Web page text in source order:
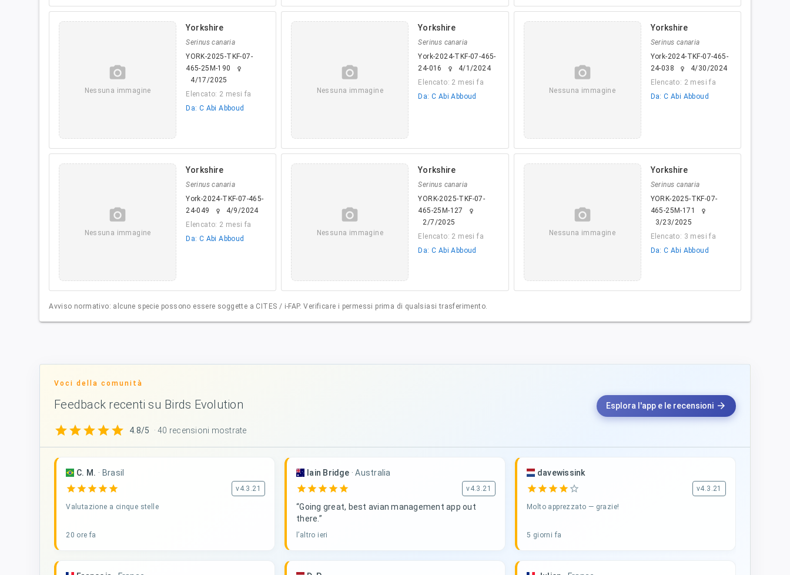
camera_alt
Nessuna immagine
Yorkshire
Serinus canaria
YORK-2025-TKF-07-
465-25M-190
female
4/17/2025
Elencato: 2 mesi fa
Da: C Abi Abboud
camera_alt
Nessuna immagine
Yorkshire
Serinus canaria
York-2024-TKF-07-465-
24-016
female
4/1/2024
Elencato: 2 mesi fa
Da: C Abi Abboud
camera_alt
Nessuna immagine
Yorkshire
Serinus canaria
York-2024-TKF-07-465-
24-038
female
4/30/2024
Elencato: 2 mesi fa
Da: C Abi Abboud
camera_alt
Nessuna immagine
Yorkshire
Serinus canaria
York-2024-TKF-07-465-
24-049
female
4/9/2024
Elencato: 2 mesi fa
Da: C Abi Abboud
camera_alt
Nessuna immagine
Yorkshire
Serinus canaria
YORK-2025-TKF-07-
465-25M-127
female
2/7/2025
Elencato: 2 mesi fa
Da: C Abi Abboud
camera_alt
Nessuna immagine
Yorkshire
Serinus canaria
YORK-2025-TKF-07-
465-25M-171
female
3/23/2025
Elencato: 3 mesi fa
Da: C Abi Abboud
Avviso normativo: alcune specie possono essere soggette a CITES / i-FAP. Verificare i permessi prima di qualsiasi trasferimento.
Voci della comunità
Feedback recenti su Birds Evolution
starstarstarstarstar 4.8/5 · 40 recensioni mostrate
Esplora l'app e le recensioni arrow_forward
C. M. · Brasil
star star star star star v4.3.21
Valutazione a cinque stelle
20 ore fa
Iain Bridge ·Australia
star star star star star v4.3.21
“Going great, best avian management app out
there.”
l’altro ieri
davewissink
star star star star star_border v4.3.21
Molto apprezzato — grazie!
5 giorni fa